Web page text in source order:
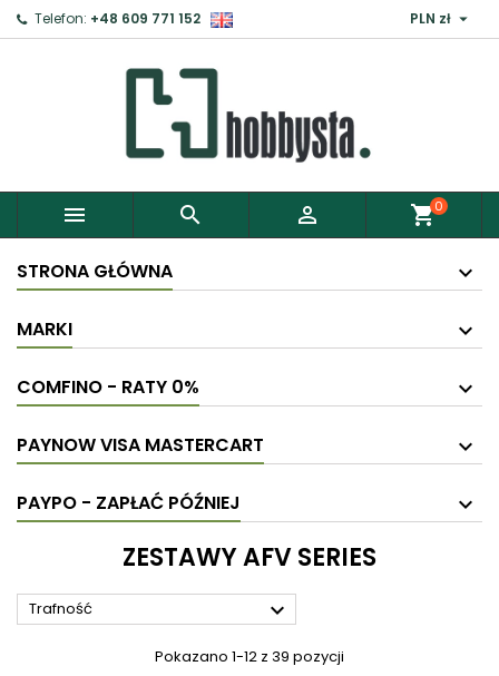
Telefon: +48 609 771 152 PLN zł 
   shopping_cart0
STRONA GŁÓWNA
MARKI
COMFINO - RATY 0%
PAYNOW VISA MASTERCART
PAYPO - ZAPŁAĆ PÓŹNIEJ
ZESTAWY AFV SERIES
Trafność 
Pokazano 1-12 z 39 pozycji
Zaloguj ×
Aby zapisać produkty do Schowka, musisz się
Anuluj Zaloguj